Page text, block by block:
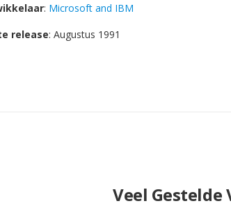
: Microsoft and IBM
release: Augustus 1991
Veel Gestelde